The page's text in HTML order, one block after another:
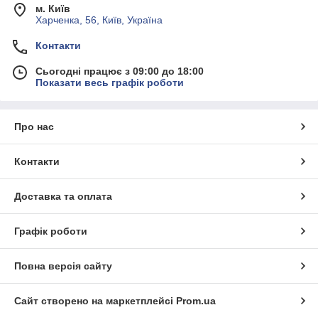
м. Київ
Харченка, 56, Київ, Україна
Контакти
Сьогодні працює з 09:00 до 18:00
Показати весь графік роботи
Про нас
Контакти
Доставка та оплата
Графік роботи
Повна версія сайту
Сайт створено на маркетплейсі Prom.ua